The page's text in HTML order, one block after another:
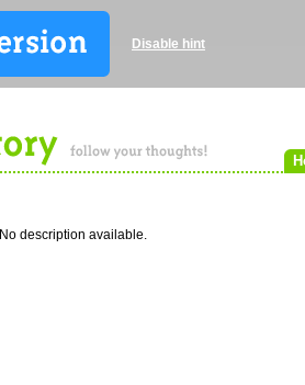
Disable hint
No description available.